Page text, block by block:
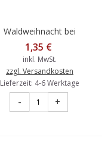
Waldweihnacht bei
Vollmond -
Weihnachtskarte
1,35 €
inkl. MwSt.
zzgl. Versandkosten
Lieferzeit: 4-6 Werktage
- +